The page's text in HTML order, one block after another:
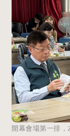
開幕會場第一排